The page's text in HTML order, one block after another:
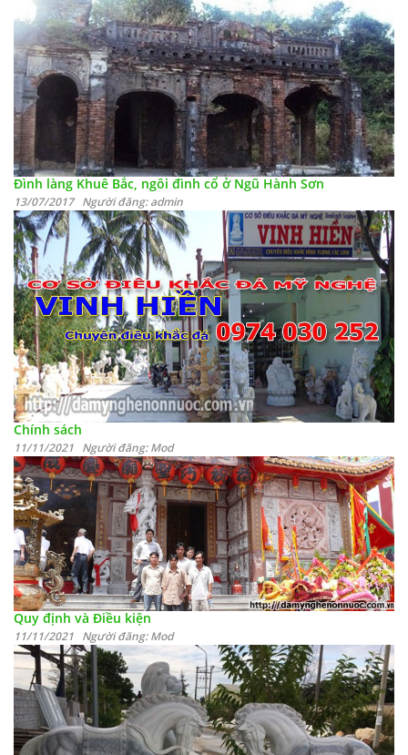
Đình làng Khuê Bắc, ngôi đình cổ ở Ngũ Hành Sơn
13/07/2017 Người đăng: admin
Chính sách
11/11/2021 Người đăng: Mod
Quy định và Điều kiện
11/11/2021 Người đăng: Mod